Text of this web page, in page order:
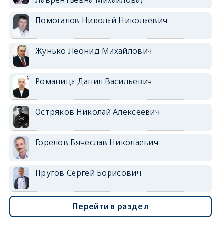
Помогалов Николай Николаевич
Жунько Леонид Михайлович
Романица Данил Васильевич
Остряков Николай Алексеевич
Горелов Вячеслав Николаевич
Пругов Сергей Борисович
Перейти в раздел